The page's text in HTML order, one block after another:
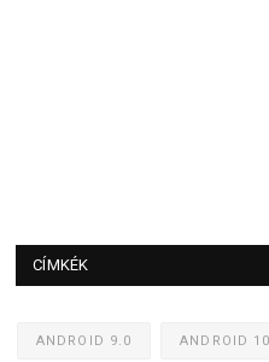
CÍMKÉK
ANDROID 9.0 ANDROID 10